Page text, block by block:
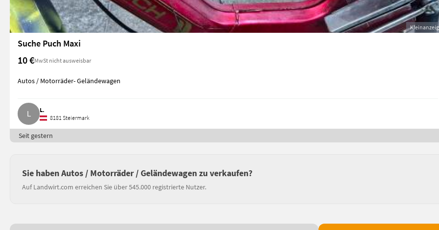
Suche Puch Maxi
10 €MwSt nicht ausweisbar
Autos / Motorräder- Geländewagen
L.
8181 Steiermark
Seit gestern
Sie haben Autos / Motorräder / Geländewagen zu verkaufen?
Auf Landwirt.com erreichen Sie über 545.000 registrierte Nutzer.